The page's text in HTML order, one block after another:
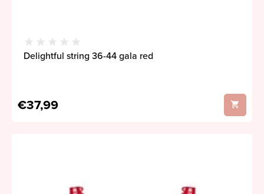
Delightful string 36-44 gala red
€37,99